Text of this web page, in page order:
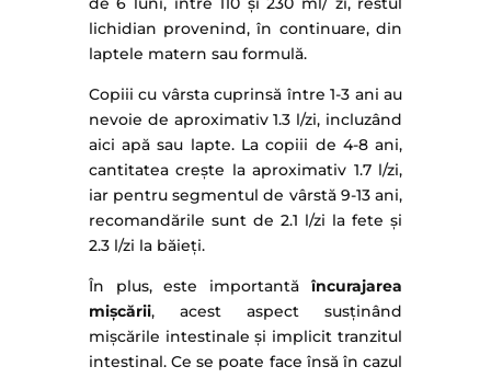
lichidian provenind, în continuare, din
laptele matern sau formulă.
Copiii cu vârsta cuprinsă între 1-3 ani au
nevoie de aproximativ 1.3 l/zi, incluzând
aici apă sau lapte. La copiii de 4-8 ani,
cantitatea crește la aproximativ 1.7 l/zi,
iar pentru segmentul de vârstă 9-13 ani,
recomandările sunt de 2.1 l/zi la fete și
2.3 l/zi la băieți.
În plus, este importantăîncurajarea
mișcării, acest aspect susținând
mișcările intestinale și implicit tranzitul
intestinal. Ce se poate face însă în cazul